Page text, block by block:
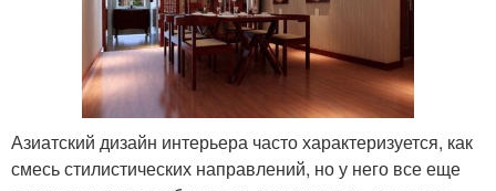
Азиатский дизайн интерьера часто характеризуется, как
смесь стилистических направлений, но у него все еще